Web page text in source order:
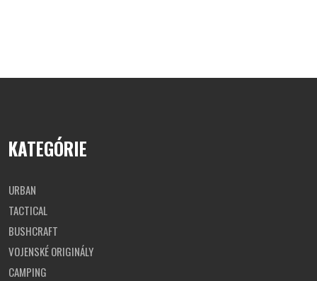
KATEGÓRIE
URBAN
TACTICAL
BUSHCRAFT
VOJENSKÉ ORIGINÁLY
CAMPING